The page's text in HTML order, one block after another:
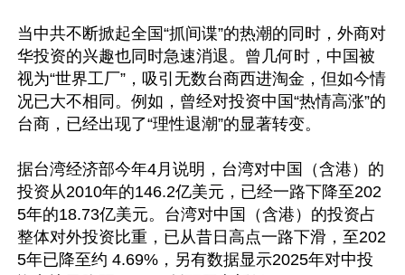
当中共不断掀起全国“抓间谍”的热潮的同时，外商对
华投资的兴趣也同时急速消退。曾几何时，中国被
视为“世界工厂”，吸引无数台商西进淘金，但如今情
况已大不相同。例如，曾经对投资中国“热情高涨”的
台商，已经出现了“理性退潮”的显著转变。
据台湾经济部今年4月说明，台湾对中国（含港）的
投资从2010年的146.2亿美元，已经一路下降至202
5年的18.73亿美元。台湾对中国（含港）的投资占
整体对外投资比重，已从昔日高点一路下滑，至202
5年已降至约 4.69%，另有数据显示2025年对中投